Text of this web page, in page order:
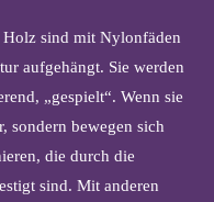
sind mit Nylonfäden
aufgehängt. Sie werden
„gespielt“. Wenn sie
sondern bewegen sich
die durch die
sind. Mit anderen